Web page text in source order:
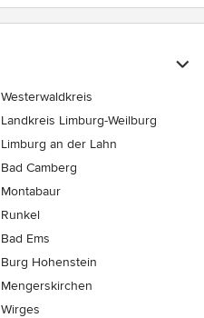
Westerwaldkreis
Landkreis Limburg-Weilburg
Limburg an der Lahn
Bad Camberg
Montabaur
Runkel
Bad Ems
Burg Hohenstein
Mengerskirchen
Wirges